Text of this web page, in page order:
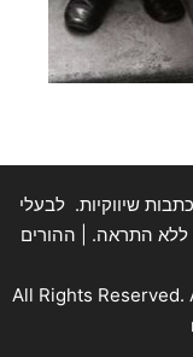
שיווקיות. לבעלי
ללא התראה. | ההורים
.All Rights